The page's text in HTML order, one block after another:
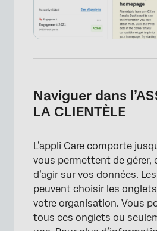
Naviguer dans
LA CLIENTÈLE
L’appli Care comporte
vous permettent de gérer,
d’agir sur vos données.
peuvent choisir les
votre organisation. Vous
tous ces onglets ou